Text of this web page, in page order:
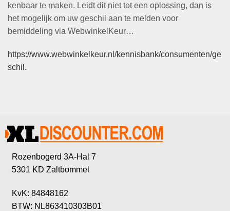
kenbaar te maken. Leidt dit niet tot een oplossing, dan is
het mogelijk om uw geschil aan te melden voor
bemiddeling via WebwinkelKeur…
https://www.webwinkelkeur.nl/kennisbank/consumenten/ge
schil.
Rozenbogerd 3A-Hal 7
5301 KD Zaltbommel
KvK: 84848162
BTW: NL863410303B01